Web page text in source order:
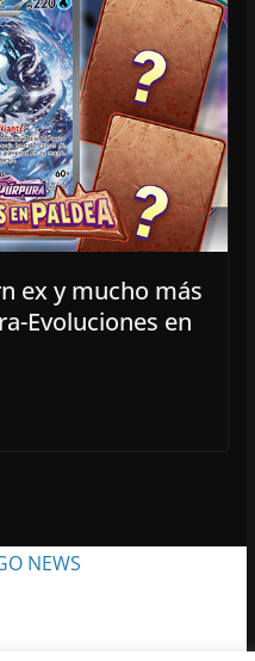
ex y mucho más
Evoluciones en
NEWS